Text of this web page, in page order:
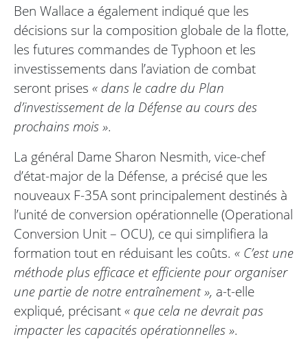
Ben Wallace a également indiqué que les
décisions sur la composition globale de la flotte,
les futures commandes de Typhoon et les
investissements dans l’aviation de combat
seront prises « dans le cadre du Plan
d’investissement de la Défense au cours des
prochains mois ».
La général Dame Sharon Nesmith, vice-chef
d’état-major de la Défense, a précisé que les
nouveaux F-35A sont principalement destinés à
l’unité de conversion opérationnelle (Operational
Conversion Unit – OCU), ce qui simplifiera la
formation tout en réduisant les coûts. « C’est une
méthode plus efficace et efficiente pour organiser
une partie de notre entraînement », a-t-elle
expliqué, précisant« que cela ne devrait pas
impacter les capacités opérationnelles ».